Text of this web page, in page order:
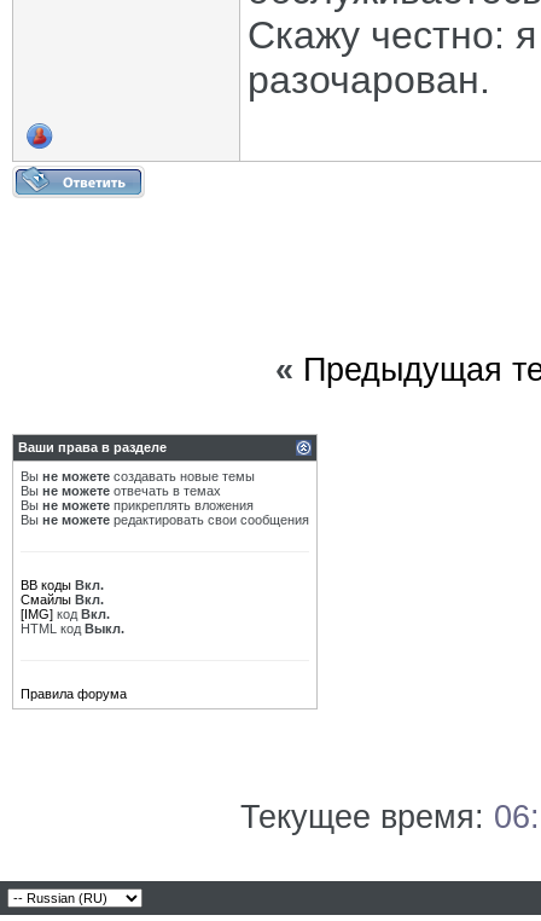
Скажу честно:
разочарован.
« Предыдущая
Ваши права в разделе
Вы не можете создавать новые темы
Вы не можете отвечать в темах
Вы не можете прикреплять вложения
Вы не можете редактировать свои сообщения
BB коды Вкл.
Смайлы Вкл.
[IMG] код Вкл.
HTML код Выкл.
Правила форума
Текущее время: